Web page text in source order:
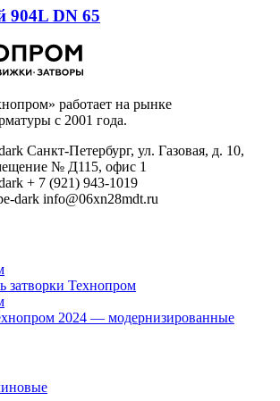
DN 65
работает на рынке
с 2001 года.
Санкт-Петербург, ул. Газовая, д. 10,
№ Д115, офис 1
+ 7 (921) 943-1019
info@06xn28mdt.ru
затворки Технопром
2024 — модернизированные